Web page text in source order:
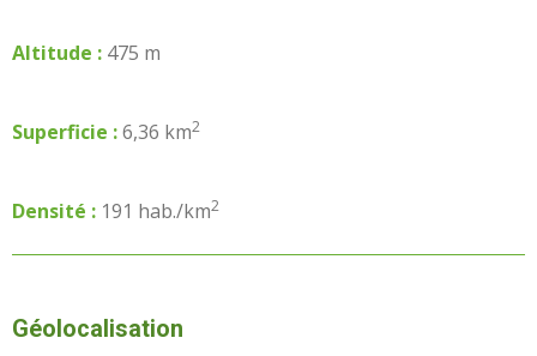
Altitude : 475 m
Superficie :6,36 km2
Densité : 191 hab./km2
Géolocalisation